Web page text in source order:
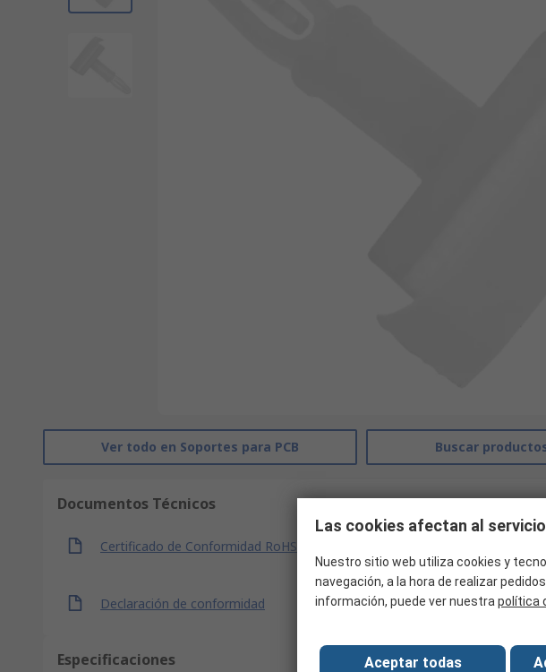
Ver todo en Soportes para PCB Buscar
Documentos Técnicos
Certificado de Conformidad RoHS
Declaración de conformidad
Especificaciones
Las cookies afectan al
Nuestro sitio web utiliza cookies y
navegación, a la hora de realizar
información, puede ver nuestra política
Aceptar todas